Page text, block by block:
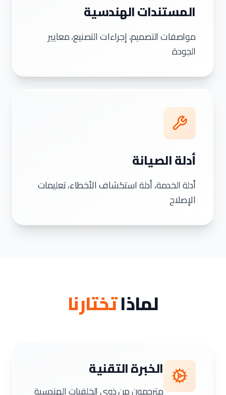
المستندات الهندسية
مواصفات التصميم، إجراءات التصنيع، معايير
الجودة
أدلة الصيانة
أدلة الخدمة، أدلة استكشاف الأخطاء، تعليمات
الإصلاح
لماذاتختارنا
الخبرة التقنية
مترجمون من ذوي الخلفيات الهندسية